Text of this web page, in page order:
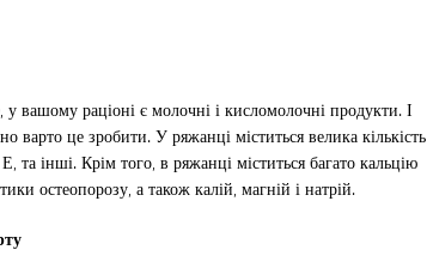
вашому раціоні є молочні і кисломолочні продукти. І
це зробити. У ряжанці міститься велика кількість
та інші. Крім того, в ряжанці міститься багато кальцію
остеопорозу, а також калій, магній і натрій.